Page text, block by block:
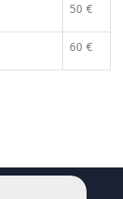
50 €
60 €